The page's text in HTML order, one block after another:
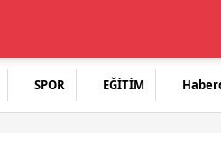
SPOR EĞİTİM